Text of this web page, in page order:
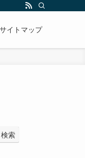
サイトマップ
検索